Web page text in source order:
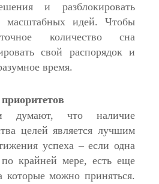
и разблокировать
масштабных идей. Чтобы
количество сна
свой распорядок и
время.
думают, что наличие
целей является лучшим
успеха – если одна
по крайней мере, есть еще
которые можно приняться.